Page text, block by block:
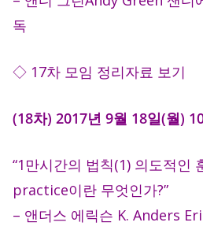
독
◇ 17차 모임 정리자료 보기
(18차) 2017년 9월 18일(월)
“1만시간의 법칙(1) 의도적인
practice이란 무엇인가?”
– 앤더스 에릭슨 K. Anders